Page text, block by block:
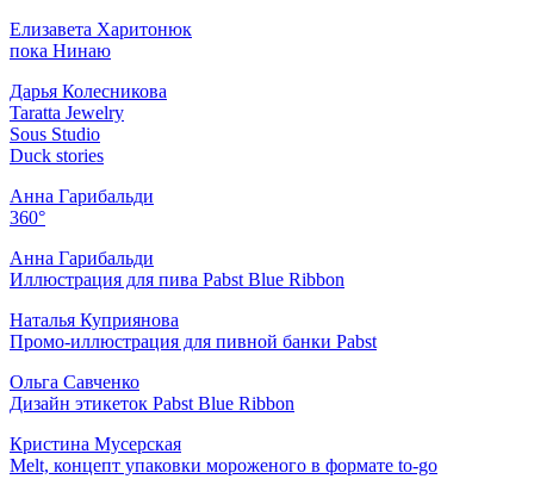
Елизавета Харитонюк
пока Нинаю
Дарья Колесникова
Taratta Jewelry
Sous Studio
Duck stories
Анна Гарибальди
360°
Анна Гарибальди
Иллюстрация для пива Pabst Blue Ribbon
Наталья Куприянова
Промо-иллюстрация для пивной банки Pabst
Ольга Савченко
Дизайн этикеток Pabst Blue Ribbon
Кристина Мусерская
Melt, концепт упаковки мороженого в формате to-go